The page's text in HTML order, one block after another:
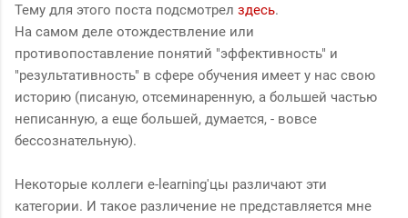
Тему для этого поста подсмотрел здесь.
На самом деле отождествление или
противопоставление понятий "эффективность" и
"результативность" в сфере обучения имеет у нас свою
историю (писаную, отсеминаренную, а большей частью
неписанную, а еще большей, думается, - вовсе
бессознательную).
Некоторые коллеги e-learning'цы различают эти
категории. И такое различение не представляется мне